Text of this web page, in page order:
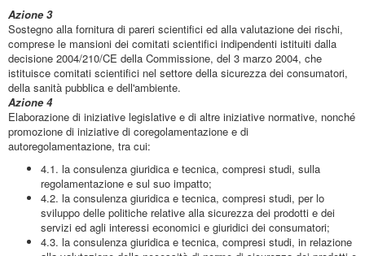
Azione 3
Sostegno alla fornitura di pareri scientifici ed alla valutazione dei rischi,
comprese le mansioni dei comitati scientifici indipendenti istituiti dalla
decisione 2004/210/CE della Commissione, del 3 marzo 2004, che
istituisce comitati scientifici nel settore della sicurezza dei consumatori,
della sanità pubblica e dell'ambiente.
Azione 4
Elaborazione di iniziative legislative e di altre iniziative normative, nonché
promozione di iniziative di coregolamentazione e di
autoregolamentazione, tra cui:
4.1. la consulenza giuridica e tecnica, compresi studi, sulla
regolamentazione e sul suo impatto;
4.2. la consulenza giuridica e tecnica, compresi studi, per lo
sviluppo delle politiche relative alla sicurezza dei prodotti e dei
servizi ed agli interessi economici e giuridici dei consumatori;
4.3. la consulenza giuridica e tecnica, compresi studi, in relazione